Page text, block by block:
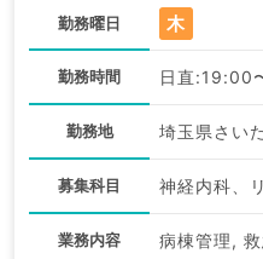
勤務曜日 木
勤務時間 日直:19:00
勤務地 埼玉県さい
募集科目
業務内容 病棟管理,